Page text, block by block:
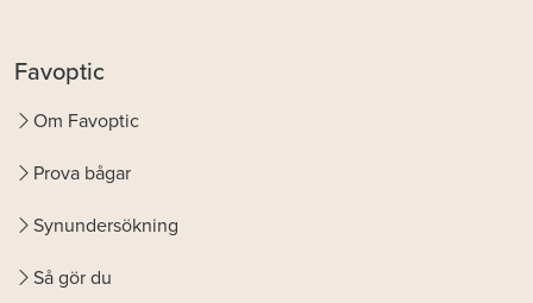
Favoptic
Om Favoptic
Prova bågar
Synundersökning
Så gör du